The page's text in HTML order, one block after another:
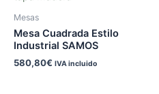
Mesas
Mesa Cuadrada Estilo
Industrial SAMOS
580,80€ IVA incluido